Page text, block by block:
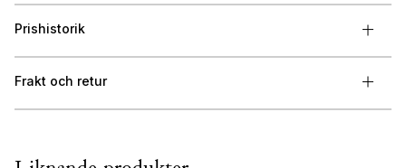
Prishistorik
Frakt och retur